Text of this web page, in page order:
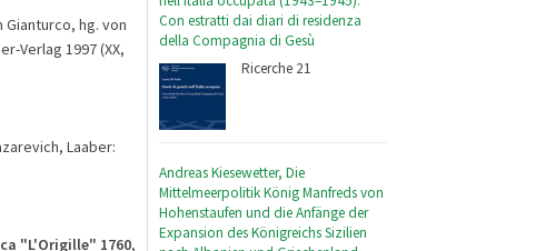
Con estratti dai diari di residenza
della Compagnia di Gesù
Ricerche 21
Andreas Kiesewetter, Die
Mittelmeerpolitik König Manfreds von
Hohenstaufen und die Anfänge der
Expansion des Königreichs Sizilien
hg. von
Verlag 1997 (XX,
Laaber:
"L'Origille" 1760,